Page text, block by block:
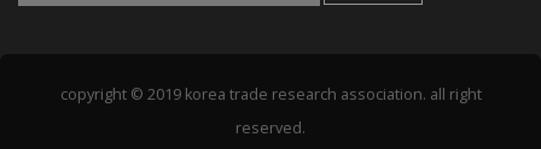
copyright © 2019 korea trade research association. all right
reserved.